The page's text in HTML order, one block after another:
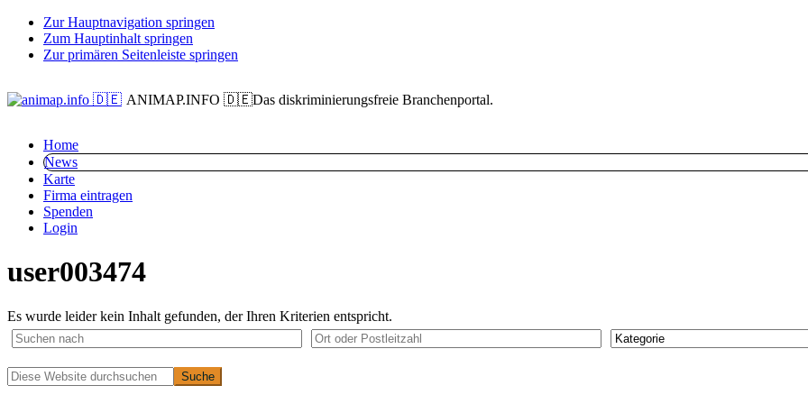
Zur Hauptnavigation springen
Zum Hauptinhalt springen
Zur primären Seitenleiste springen
ANIMAP.INFO 🇩🇪Das diskriminierungsfreie Branchenportal.
Home
News
Karte
Firma eintragen
Spenden
Login
user003474
Es wurde leider kein Inhalt gefunden, der Ihren Kriterien entspricht.
Primäre
Diese
Website